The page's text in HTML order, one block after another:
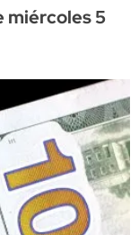
miércoles 5